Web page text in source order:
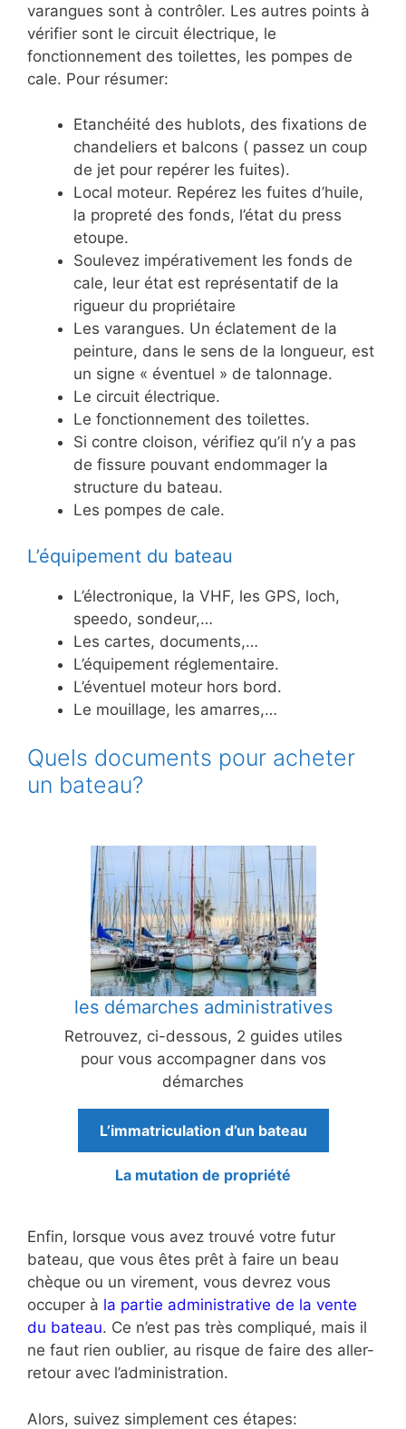
varangues sont à contrôler. Les autres points à
vérifier sont le circuit électrique, le
fonctionnement des toilettes, les pompes de
cale. Pour résumer:
Etanchéité des hublots, des fixations de
chandeliers et balcons ( passez un coup
de jet pour repérer les fuites).
Local moteur. Repérez les fuites d’huile,
la propreté des fonds, l’état du press
etoupe.
Soulevez impérativement les fonds de
cale, leur état est représentatif de la
rigueur du propriétaire
Les varangues. Un éclatement de la
peinture, dans le sens de la longueur, est
un signe « éventuel » de talonnage.
Le circuit électrique.
Le fonctionnement des toilettes.
Si contre cloison, vérifiez qu’il n’y a pas
de fissure pouvant endommager la
structure du bateau.
Les pompes de cale.
L’équipement du bateau
L’électronique, la VHF, les GPS, loch,
speedo, sondeur,…
Les cartes, documents,…
L’équipement réglementaire.
L’éventuel moteur hors bord.
Le mouillage, les amarres,…
Quels documents pour acheter
un bateau?
les démarches administratives
Retrouvez, ci-dessous, 2 guides utiles
pour vous accompagner dans vos
démarches
L’immatriculation d’un bateau
La mutation de propriété
Enfin, lorsque vous avez trouvé votre futur
bateau, que vous êtes prêt à faire un beau
chèque ou un virement, vous devrez vous
occuper à la partie administrative de la vente
du bateau. Ce n’est pas très compliqué, mais il
ne faut rien oublier, au risque de faire des aller-
retour avec l’administration.
Alors, suivez simplement ces étapes: